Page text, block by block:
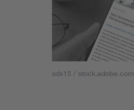
sdx15 / stock.adobe.com